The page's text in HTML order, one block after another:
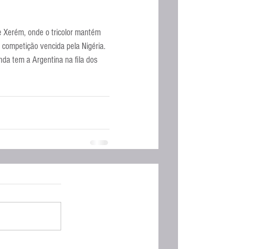
Xerém, onde o tricolor mantém
vencida pela Nigéria.
tem a Argentina na fila dos